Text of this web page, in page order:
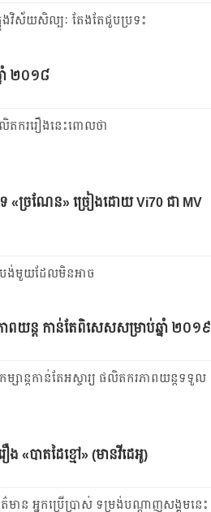
ងវិស័យសិល្បៈ តែងតែជួបប្រទះ
នាំ ២០១៨
កររឿងនេះពោលថា
«ច្រណែន» ច្រៀងដោយ Vi70 ជា MV
បង់មួយដែលមិនអាច
ពយន្ត កាន់តែពិសេសសម្រាប់ឆ្នាំ ២០១៩
ាន្ត​កាន់​តែ​អស្ចារ្យ ផលិតករ​ភាពយន្ត​ទទួល​
ង «បាតដៃខ្មៅ» (មានវីដេអូ)
ាន អ្នកប្រើប្រាស់ ទម្រង់បណ្តាញសង្គមនេះ